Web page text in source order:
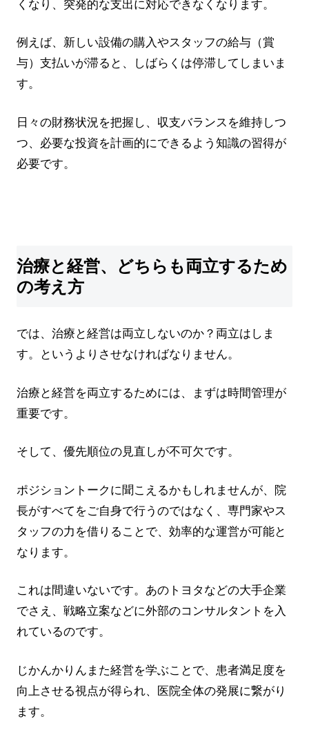
くなり、突発的な支出に対応できなくなります。
例えば、新しい設備の購入やスタッフの給与（賞
与）支払いが滞ると、しばらくは停滞してしまいま
す。
日々の財務状況を把握し、収支バランスを維持しつ
つ、必要な投資を計画的にできるよう知識の習得が
必要です。
治療と経営、どちらも両立するため
の考え方
では、治療と経営は両立しないのか？両立はしま
す。というよりさせなければなりません。
治療と経営を両立するためには、まずは時間管理が
重要です。
そして、優先順位の見直しが不可欠です。
ポジショントークに聞こえるかもしれませんが、院
長がすべてをご自身で行うのではなく、専門家やス
タッフの力を借りることで、効率的な運営が可能と
なります。
これは間違いないです。あのトヨタなどの大手企業
でさえ、戦略立案などに外部のコンサルタントを入
れているのです。
じかんかりんまた経営を学ぶことで、患者満足度を
向上させる視点が得られ、医院全体の発展に繋がり
ます。